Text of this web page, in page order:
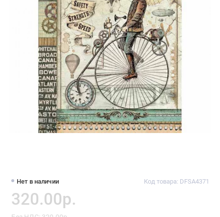
Нет в наличии Код товара: DFSA4371
320.00р.